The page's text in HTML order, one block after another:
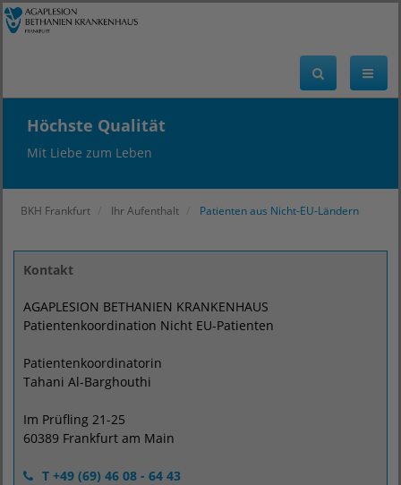
Höchste Qualität
Mit Liebe zum Leben
BKH Frankfurt Ihr Aufenthalt Patienten aus Nicht-EU-Ländern
Kontakt
AGAPLESION BETHANIEN KRANKENHAUS
Patientenkoordination Nicht EU-Patienten
Patientenkoordinatorin
Tahani Al-Barghouthi
Im Prüfling 21-25
60389 Frankfurt am Main
T +49 (69) 46 08 - 64 43